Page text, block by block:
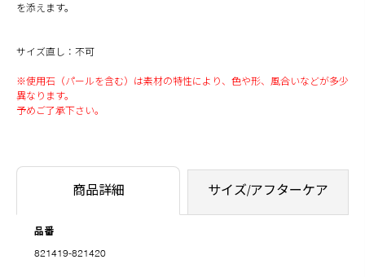
を添えます。
サイズ直し：不可
※使用石（パールを含む）は素材の特性により、色や形、風合いなどが多少
異なります。
予めご了承下さい。
商品詳細 サイズ/アフターケア
品番
821419-821420